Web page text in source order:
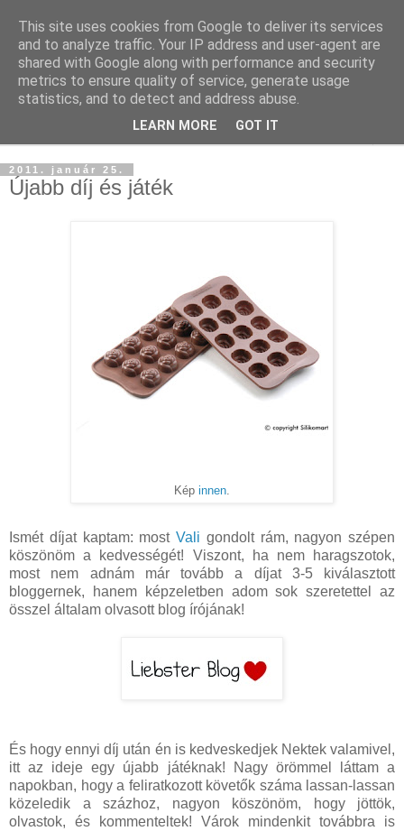
2011. január 25.
Újabb díj és játék
Kép innen.
Ismét díjat kaptam: most Vali gondolt rám, nagyon szépen
köszönöm a kedvességét! Viszont, ha nem haragszotok,
most nem adnám már tovább a díjat 3-5 kiválasztott
bloggernek, hanem képzeletben adom sok szeretettel az
összel általam olvasott blog írójának!
És hogy ennyi díj után én is kedveskedjek Nektek valamivel,
itt az ideje egy újabb játéknak! Nagy örömmel láttam a
napokban, hogy a feliratkozott követők száma lassan-lassan
közeledik a százhoz, nagyon köszönöm, hogy jöttök,
olvastok, és kommenteltek! Várok mindenkit továbbra is
This site uses cookies from Google to deliver its services
and to analyze traffic. Your IP address and user-agent are
shared with Google along with performance and security
metrics to ensure quality of service, generate usage
statistics, and to detect and address abuse.
LEARN MORE GOT IT